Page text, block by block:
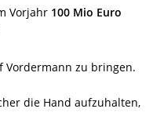
Vorjahr 100 Mio Euro
Vordermann zu bringen.
die Hand aufzuhalten,